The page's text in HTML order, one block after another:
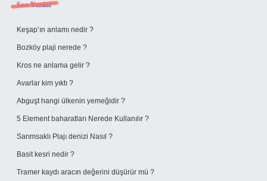
Sidebar
Son Yazılar
Keşap’ın anlamı nedir ?
Bozköy plaji nerede ?
Kros ne anlama gelir ?
Avarlar kim yıktı ?
Abguşt hangi ülkenin yemeğidir ?
5 Element baharatları Nerede Kullanılır ?
Sarımsaklı Plajı denizi Nasıl ?
Basit kesri nedir ?
Tramer kaydı aracın değerini düşürür mü ?